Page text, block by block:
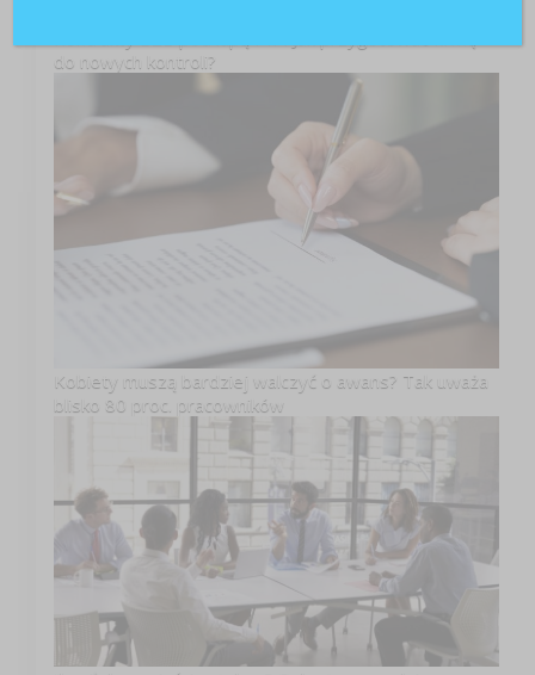
do nowych kontroli?
Kobiety muszą bardziej walczyć o awans? Tak uważa
blisko 80 proc. pracowników